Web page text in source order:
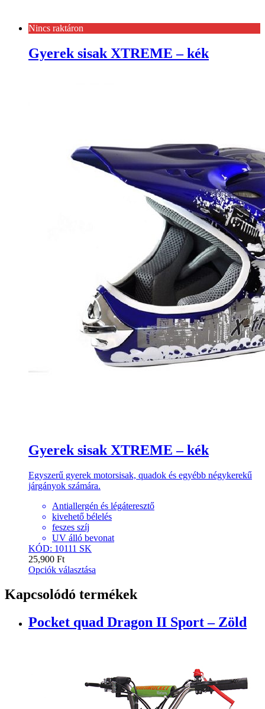
Nincs raktáron
Gyerek sisak XTREME – kék
Gyerek sisak XTREME – kék
Egyszerű gyerek motorsisak, quadok és egyébb négykerekű
járgányok számára.
Antiallergén és légáteresztő
kivehető bélelés
feszes szíj
UV álló bevonat
KÓD: 10111 SK
25,900 Ft
Opciók választása
Kapcsolódó termékek
Pocket quad Dragon II Sport – Zöld